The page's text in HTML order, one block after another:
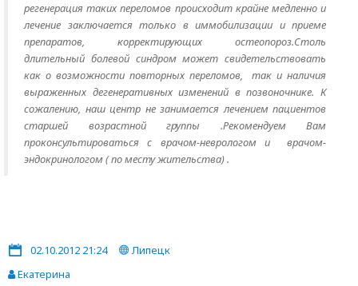
регенерация таких переломов происходит крайне медленно и
лечение заключается только в иммобилизации и приеме
препаратов, корректирующих остеопороз.Столь
длительный болевой синдром может свидетельствовать
как о возможности повторных переломов, так и наличия
выраженных дегенеративных изменений в позвоночнике. К
сожалению, наш центр не занимается лечением пациентов
старшей возрастной группы .Рекомендуем Вам
проконсультироваться с врачом-неврологом и врачом-
эндокринологом ( по месту жительства) .
02.10.2012 21:24
Липецк
Екатерина